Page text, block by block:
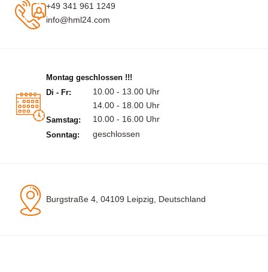
+49 341 961 1249
info@hml24.com
Montag geschlossen !!!
Di - Fr:
10.00 - 13.00 Uhr
14.00 - 18.00 Uhr
Samstag: 10.00 - 16.00 Uhr
Sonntag: geschlossen
Burgstraße 4, 04109 Leipzig, Deutschland